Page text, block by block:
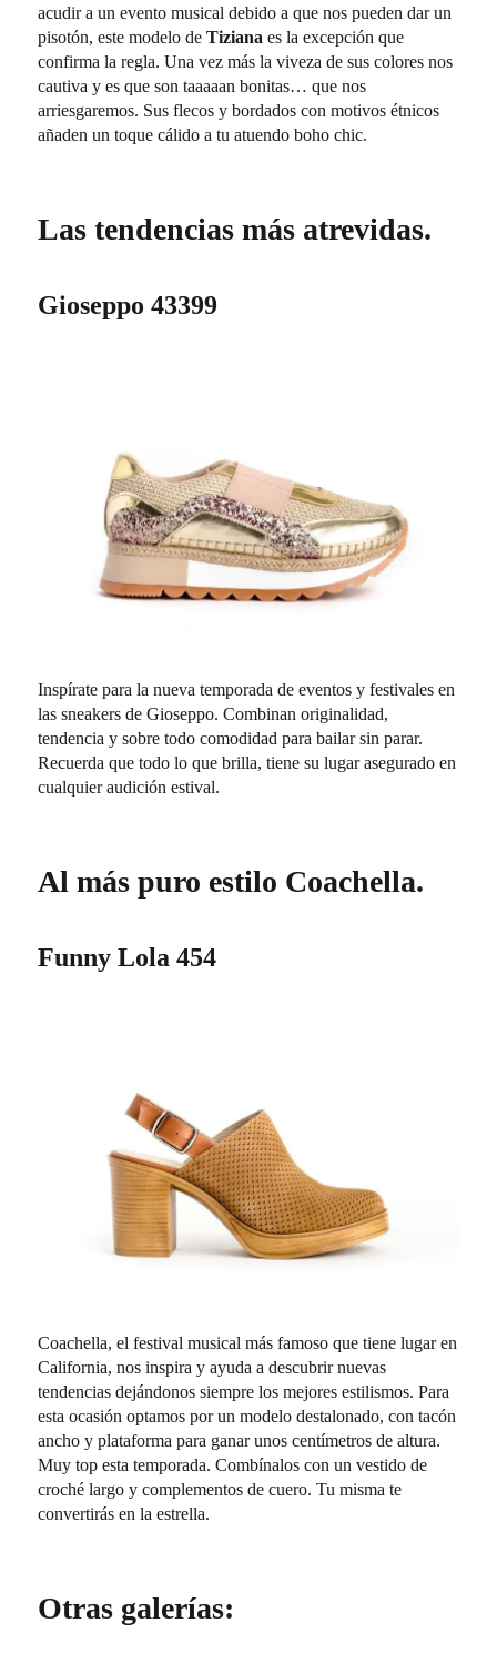
acudir a un evento musical debido a que nos pueden dar un
pisotón, este modelo deTiziana es la excepción que
confirma la regla. Una vez más la viveza de sus colores nos
cautiva y es que son taaaaan bonitas… que nos
arriesgaremos. Sus flecos y bordados con motivos étnicos
añaden un toque cálido a tu atuendo boho chic.
Las tendencias más atrevidas.
Gioseppo 43399
Inspírate para la nueva temporada de eventos y festivales en
las sneakers de Gioseppo. Combinan originalidad,
tendencia y sobre todo comodidad para bailar sin parar.
Recuerda que todo lo que brilla, tiene su lugar asegurado en
cualquier audición estival.
Al más puro estilo Coachella.
Funny Lola 454
Coachella, el festival musical más famoso que tiene lugar en
California, nos inspira y ayuda a descubrir nuevas
tendencias dejándonos siempre los mejores estilismos. Para
esta ocasión optamos por un modelo destalonado, con tacón
ancho y plataforma para ganar unos centímetros de altura.
Muy top esta temporada. Combínalos con un vestido de
croché largo y complementos de cuero. Tu misma te
convertirás en la estrella.
Otras galerías: